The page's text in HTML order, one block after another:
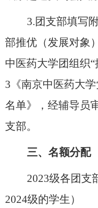
3.团支部填写
部推优（发展对象
中医药大学团组织“
3《南京中医药大
名单》
，经辅导员
支部。
三、名额分配
2023级各团支
2024级的学生）